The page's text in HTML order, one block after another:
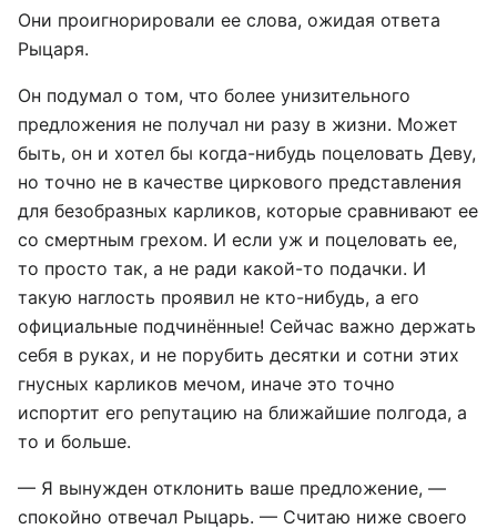
Они проигнорировали ее слова, ожидая ответа
Рыцаря.
Он подумал о том, что более унизительного
предложения не получал ни разу в жизни. Может
быть, он и хотел бы когда-нибудь поцеловать Деву,
но точно не в качестве циркового представления
для безобразных карликов, которые сравнивают ее
со смертным грехом. И если уж и поцеловать ее,
то просто так, а не ради какой-то подачки. И
такую наглость проявил не кто-нибудь, а его
официальные подчинённые! Сейчас важно держать
себя в руках, и не порубить десятки и сотни этих
гнусных карликов мечом, иначе это точно
испортит его репутацию на ближайшие полгода, а
то и больше.
— Я вынужден отклонить ваше предложение, —
спокойно отвечал Рыцарь. — Считаю ниже своего